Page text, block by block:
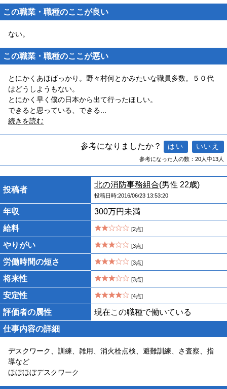
この職業・職種のここが良い
ない。
この職業・職種のここが悪い
とにかくあほばっかり。野々村何とかみたいな職員多数。５０代
はどうしようもない。
とにかく早く僕の日本から出て行ったほしい。
できると思っている、できる
続きを読む
参考になりましたか？
参考になった人の数：20人中13人
投稿者
北の消防事務組合(男性 22歳)
投稿日時:2016/06/23 13:53:20
年収
300万円未満
給料
[2点]
やりがい [3点]
労働時間の短さ [3点]
将来性 [3点]
安定性 [4点]
評価者の属性
現在この職種で働いている
仕事内容の詳細
デスクワーク、訓練、雑用、消火栓点検、避難訓練、さ査察、指
導など
ほぼほぼデスクワーク